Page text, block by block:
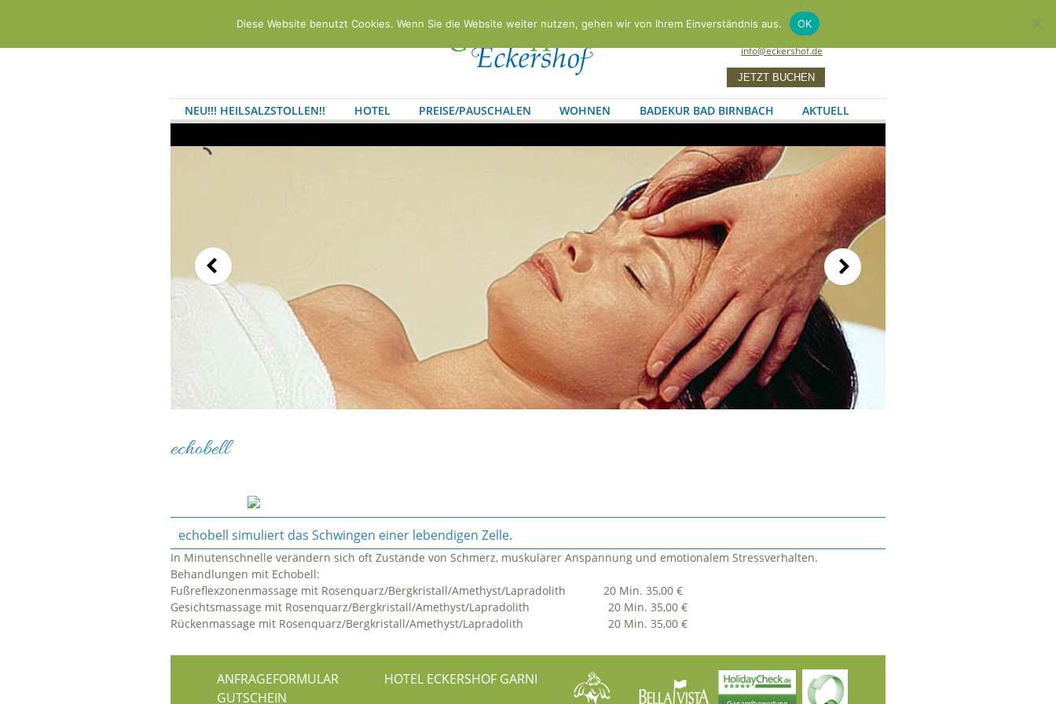
Zum G'sundheitsHotel
+49 8563 96600
info@eckershof.de
NEU!!! HEILSALZSTOLLEN!! HOTEL PREISE/PAUSCHALEN WOHNEN BADEKUR BAD BIRNBACH
AKTUELL
echobell
echobell simuliert das Schwingen einer lebendigen Zelle.
In Minutenschnelle verändern sich oft Zustände von Schmerz, muskulärer Anspannung und emotionalem Stressverhalten.
Behandlungen mit Echobell:
Fußreflexzonenmassage mit Rosenquarz/Bergkristall/Amethyst/Lapradolith 20 Min. 35,00 €
Gesichtsmassage mit Rosenquarz/Bergkristall/Amethyst/Lapradolith 20 Min. 35,00 €
Rückenmassage mit Rosenquarz/Bergkristall/Amethyst/Lapradolith 20 Min. 35,00 €
ANFRAGEFORMULAR
GUTSCHEIN
HOTEL ECKERSHOF GARNI
Diese Website benutzt Cookies. Wenn Sie die Website weiter nutzen, gehen wir von Ihrem Einverständnis aus. OK